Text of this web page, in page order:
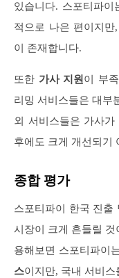
있습니다. 스포티파이
적으로 나은 편이지
이 존재합니다.
또한 가사 지원이 부
리밍 서비스들은 대부
외 서비스들은 가사
후에도 크게 개선되기
종합 평가
스포티파이 한국 진출
시장이 크게 흔들릴
용해보면 스포티파이
스이지만, 국내 서비